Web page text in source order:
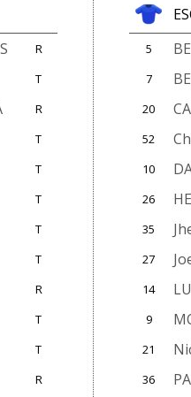
R
T
R
T
T
T
T
T
R
T
T
R
5
7
20
52
10
26
35
27
14
9
21
36